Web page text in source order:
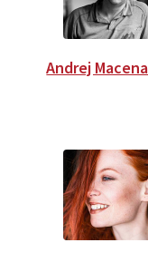
Andrej